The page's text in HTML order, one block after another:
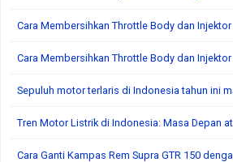
Cara Membersihkan Throttle Body dan Injektor
Cara Membersihkan Throttle Body dan Injektor
Sepuluh motor terlaris di Indonesia tahun ini
Tren Motor Listrik di Indonesia: Masa Depan
Cara Ganti Kampas Rem Supra GTR 150